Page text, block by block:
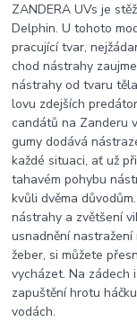
ZANDERA UVs je
Delphin. U tohoto
pracující tvar,
chod nástrahy
nástrahy od tvaru
lovu zdejších
candátů na Zanderu
gumy dodává
každé situaci, ať už
tahavém pohybu
kvůli dvěma
nástrahy a zvětšení
usnadnění
žeber, si můžete
vycházet. Na zádech
zapuštění hrotu
vodách.